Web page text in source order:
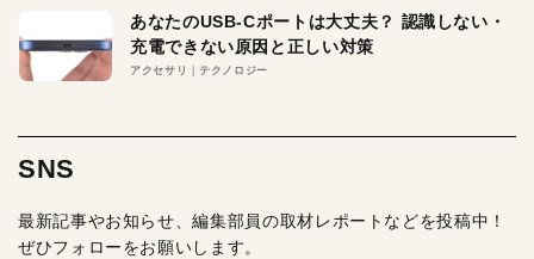
あなたのUSB-Cポートは大丈夫？ 認識しない・
充電できない原因と正しい対策
アクセサリ テクノロジー
SNS
最新記事やお知らせ、編集部員の取材レポートなどを投稿中！
ぜひフォローをお願いします。